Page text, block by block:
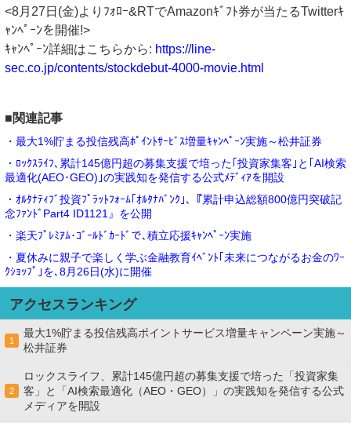
<8月27日(金)よりﾌｫﾛｰ&RTでAmazonｷﾞﾌﾄ券が当たるTwitterｷ
ｬﾝﾍﾟｰﾝを開催!>
ｷｬﾝﾍﾟｰﾝ詳細はこちらから: https://line-
sec.co.jp/contents/stockdebut-4000-movie.html
■関連記事
・最大1%貯まる投信残高ﾎﾟｲﾝﾄｻｰﾋﾞｽ増量ｷｬﾝﾍﾟｰﾝ実施～松井証券
・ﾛｯｸｽﾗｲﾌ､累計145億円超の募集支援で培った｢投資家集客｣と｢AI検索
最適化(AEO･GEO)｣の実践知を発信する公式ﾒﾃﾞｨｱを開設
・ｵﾙﾀﾅﾃｨﾌﾞ投資ﾌﾟﾗｯﾄﾌｫｰﾑ｢ｵﾙﾀﾅﾊﾞﾝｸ｣､『累計申込総額800億円突破記
念ﾌｧﾝﾄﾞPart4 ID1121』を公開
・楽天ﾌﾟﾚﾐｱﾑ･ｺﾞｰﾙﾄﾞｶｰﾄﾞで､積立応援ｷｬﾝﾍﾟｰﾝ実施
・夏休みに親子で楽しく学ぶ金融教育ｲﾍﾞﾝﾄ｢未来につながるお金のﾜｰ
ｸｼｮｯﾌﾟ｣を､8月26日(水)に開催
アクセスランキング
1
最大1%貯まる投信残高ポイントサービス増量キャンペーン実施～
松井証券
2
ロックスライフ、累計145億円超の募集支援で培った「投資家集
客」と「AI検索最適化（AEO・GEO）」の実践知を発信する公式
メディアを開設